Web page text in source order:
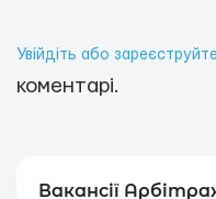
Увійдіть або
коментарі.
Вакансії